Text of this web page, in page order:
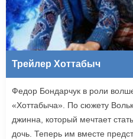
Трейлер Хоттабыч
Федор Бондарчук в роли
«Хоттабыча». По сюжету
джинна, который мечтает
дочь. Теперь им вместе